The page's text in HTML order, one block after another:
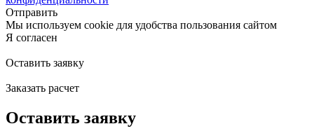
Отправить
Мы используем cookie для удобства пользования сайтом
Я согласен
Оставить заявку
Заказать расчет
Оставить заявку